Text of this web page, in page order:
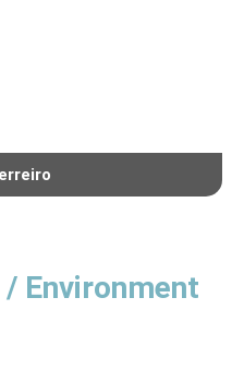
Environment